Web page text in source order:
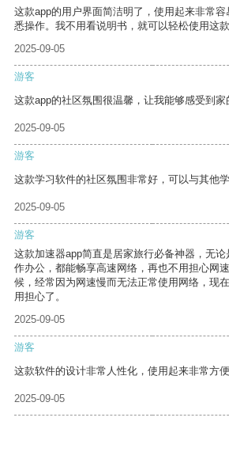
这款app的用户界面简洁明了，使用起来非常
悉操作。我不用看说明书，就可以轻松使用这款
2025-09-05
游客
这款app的社区氛围很温馨，让我能够感受到家
2025-09-05
游客
这款学习软件的社区氛围非常好，可以与其他
2025-09-05
游客
这款加速器app简直是居家旅行必备神器，无
作办公，都能畅享高速网络，再也不用担心网
候，经常因为网速慢而无法正常使用网络，现
用担心了。
2025-09-05
游客
这款软件的设计非常人性化，使用起来非常方便
2025-09-05